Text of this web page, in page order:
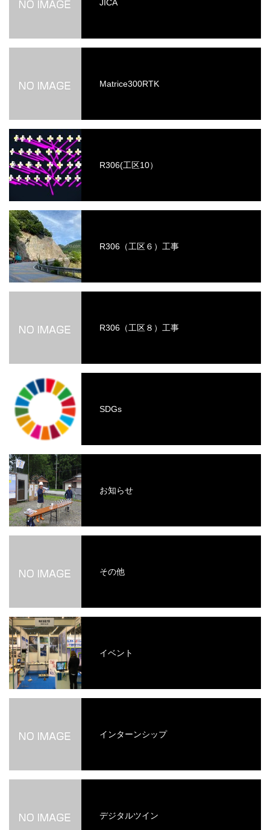
JICA
Matrice300RTK
R306(工区10）
R306（工区６）工事
R306（工区８）工事
SDGs
お知らせ
その他
イベント
インターンシップ
デジタルツイン